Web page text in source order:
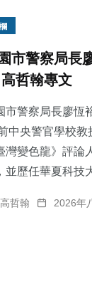
市警察局長
哲翰專文
市警察局長廖恆
中央警官學校教
灣變色龍》評
並歷任華夏科技
高哲翰 2026年